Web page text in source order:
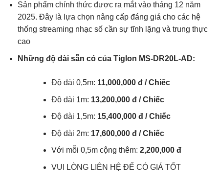
Sản phẩm chính thức được ra mắt vào tháng 12 năm
2025. Đây là lựa chọn nâng cấp đáng giá cho các hệ
thống streaming nhạc số cần sự tĩnh lặng và trung thực
cao
Những độ dài sẵn có của Tiglon MS-DR20L-AD:
Độ dài 0,5m: 11,000,000 đ / Chiếc
Độ dài 1m: 13,200,000 đ / Chiếc
Độ dài 1,5m: 15,400,000 đ / Chiếc
Độ dài 2m: 17,600,000 đ / Chiếc
Với mỗi 0,5m cộng thêm: 2,200,000 đ
VUI LÒNG LIÊN HỆ ĐỂ CÓ GIÁ TỐT